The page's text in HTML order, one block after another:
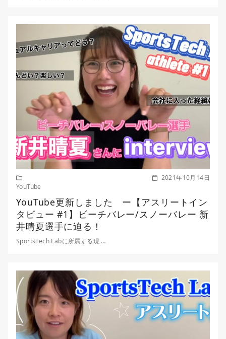
YouTube
2021年10月14日
YouTube更新しました ー【アスリートイン
タビュー #1】ビーチバレー/スノーバレー 新
井晴夏選手に迫る！
SportsTech Labに所属する現 …